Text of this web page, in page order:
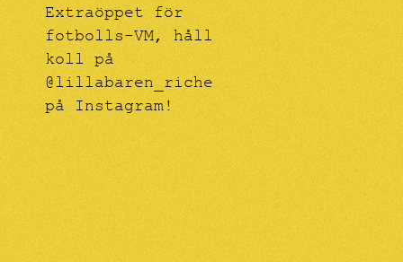
Extraöppet för
fotbolls-VM, håll
koll på
@lillabaren_riche
på Instagram!